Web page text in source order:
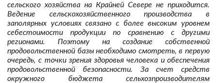
сельского хозяйства на Крайней Севере не приходится.
Ведение сельскохозяйственного производства в
заполярных условиях связано с более высоким уровнем
себестоимости продукции по сравнению с другими
регионами. Поэтому на создание собственной
продовольственной базы необходимо смотреть, в первую
очередь, с точки зрения здоровья человека и обеспечения
продовольственной безопасности. За счет средств
окружного бюджета сельхозпроизводителям